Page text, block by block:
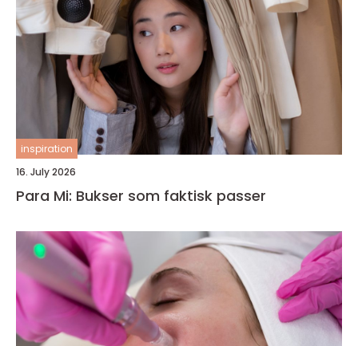
inspiration
16. July 2026
Para Mi: Bukser som faktisk passer